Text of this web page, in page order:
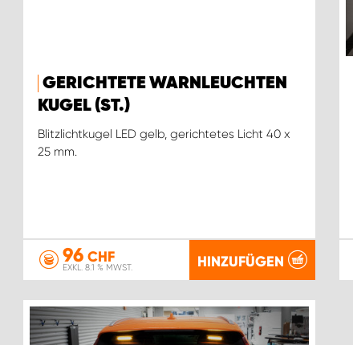
GERICHTETE WARNLEUCHTEN
KUGEL (ST.)
Blitzlichtkugel LED gelb, gerichtetes Licht 40 x
25 mm.
96CHF
EXKL. 8.1 % MWST. HINZUFÜGEN